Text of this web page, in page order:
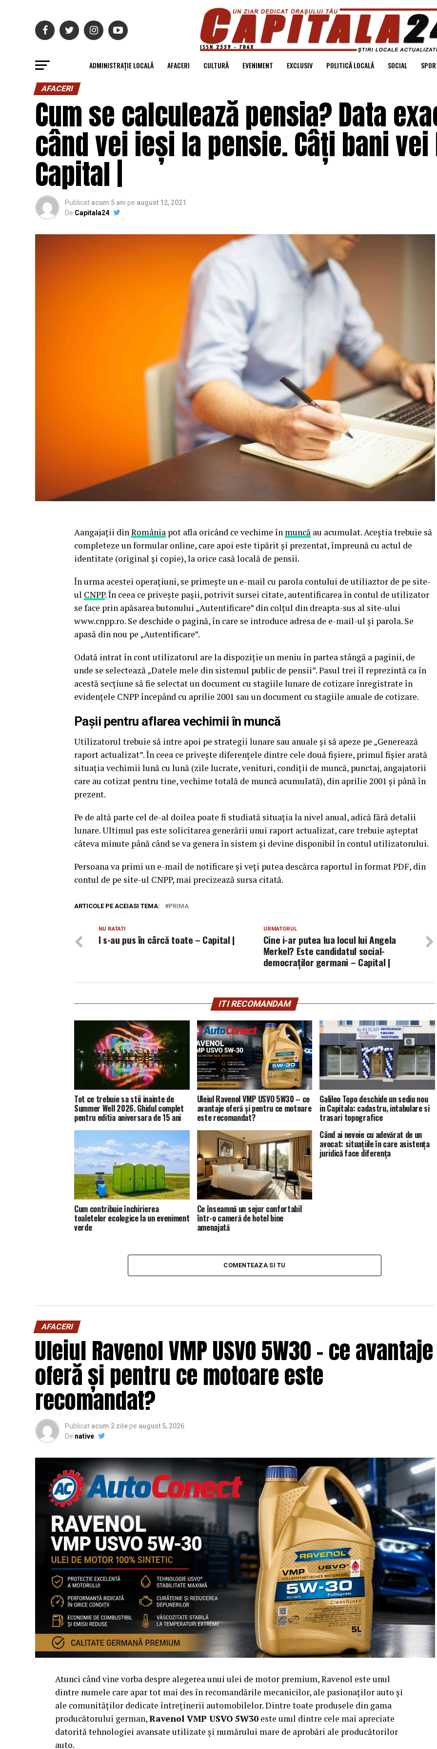
ADMINISTRAȚIE LOCALĂ AFACERI CULTURĂ EVENIMENT EXCLUSIV POLITICĂ LOCALĂ SOCIAL
AFACERI
Cum se calculează pensia? Data
când vei ieși la pensie. Câți bani vei
Capital |
Publicat acum 5 ani pe august 12, 2021
De Capitala24
Aangajații dinRomânia pot afla oricând ce vechime în muncă au acumulat. Aceștia trebuie să
completeze un formular online, care apoi este tipărit și prezentat, împreună cu actul de
identitate (original și copie), la orice casă locală de pensii.
În urma acestei operațiuni, se primește un e-mail cu parola contului de utiliaztor de pe site-
ul CNPP. În ceea ce privește pașii, potrivit sursei citate, autentificarea în contul de utilizator
se face prin apăsarea butonului „Autentificare” din colțul din dreapta-sus al site-ului
www.cnpp.ro. Se deschide o pagină, în care se introduce adresa de e-mail-ul și parola. Se
apasă din nou pe „Autentificare”.
Odată intrat în cont utilizatorul are la dispoziție un meniu în partea stângă a paginii, de
unde se selectează „Datele mele din sistemul public de pensii”. Pasul trei îl reprezintă ca în
acestă secțiune să fie selectat un document cu stagiile lunare de cotizare înregistrate în
evidențele CNPP începând cu aprilie 2001 sau un document cu stagiile anuale de cotizare.
Pașii pentru aflarea vechimii în muncă
Utilizatorul trebuie să intre apoi pe strategii lunare sau anuale și să apeze pe „Generează
raport actualizat”. În ceea ce privește diferențele dintre cele două fișiere, primul fișier arată
situația vechimii lună cu lună (zile lucrate, venituri, condiții de muncă, punctaj, angajatorii
care au cotizat pentru tine, vechime totală de muncă acumulată), din aprilie 2001 și până în
prezent.
Pe de altă parte cel de-al doilea poate fi studiată situația la nivel anual, adică fără detalii
lunare. Ultimul pas este solicitarea generării unui raport actualizat, care trebuie așteptat
câteva minute până când se va genera în sistem și devine disponibil în contul utilizatorului.
Persoana va primi un e-mail de notificare și veți putea descărca raportul în format PDF, din
contul de pe site-ul CNPP, mai precizează sursa citată.
ARTICOLE PE ACEIASI TEMA: PRIMA
URMATORUL
Cine i-ar putea lua locul lui Angela
Merkel? Este candidatul social-
democraților germani – Capital |
NU RATATI
I s-au pus în cârcă toate – Capital |
ITI RECOMANDAM
Tot ce trebuie sa stii inainte de
Summer Well 2026. Ghidul complet
pentru editia aniversara de 15 ani
Uleiul Ravenol VMP USVO 5W30 – ce
avantaje oferă și pentru ce motoare
este recomandat?
Galileo Topo deschide un sediu nou
in Capitala: cadastru, intabulare si
trasari topografice
Cum contribuie închirierea
toaletelor ecologice la un eveniment
verde
Ce înseamnă un sejur confortabil
într-o cameră de hotel bine
amenajată
Când ai nevoie cu adevărat de un
avocat: situațiile în care asistența
juridică face diferența
COMENTEAZA SI TU
AFACERI
Uleiul Ravenol VMP USVO 5W30 – ce avantaje
oferă și pentru ce motoare este
recomandat?
Publicat acum 2 zile pe august 5, 2026
De native
Atunci când vine vorba despre alegerea unui ulei de motor premium, Ravenol este unul
dintre numele care apar tot mai des în recomandările mecanicilor, ale pasionaților auto și
ale comunităților dedicate întreținerii automobilelor. Dintre toate produsele din gama
producătorului german,Ravenol VMP USVO 5W30 este unul dintre cele mai apreciate
datorită tehnologiei avansate utilizate și numărului mare de aprobări ale producătorilor
auto.